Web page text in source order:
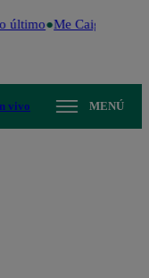
Me Caigo de Risa
vivo MENÚ